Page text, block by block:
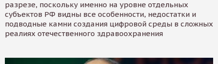
разрезе, поскольку именно на уровне отдельных
субъектов РФ видны все особенности, недостатки и
подводные камни создания цифровой среды в сложных
реалиях отечественного здравоохранения